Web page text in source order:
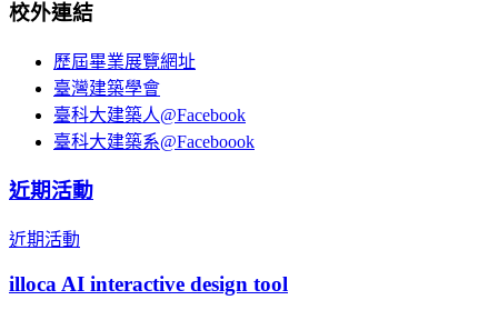
校外連結
歷屆畢業展覽網址
臺灣建築學會
臺科大建築人@Facebook
臺科大建築系@Faceboook
近期活動
近期活動
illoca AI interactive design tool